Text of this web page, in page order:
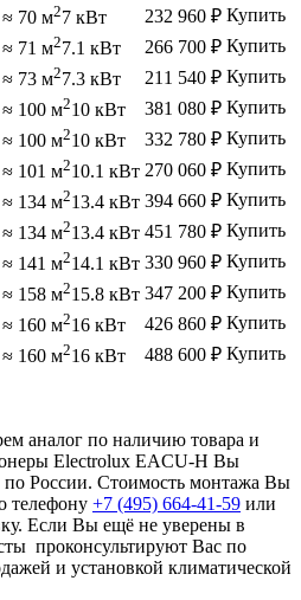
≈ 70 м27 кВт 232 960 ₽ Купить
≈ 71 м27.1 кВт 266 700 ₽ Купить
≈ 73 м27.3 кВт 211 540 ₽ Купить
≈ 100 м210 кВт 381 080 ₽ Купить
≈ 100 м210 кВт 332 780 ₽ Купить
≈ 101 м210.1 кВт 270 060 ₽ Купить
≈ 134 м213.4 кВт 394 660 ₽ Купить
≈ 134 м213.4 кВт 451 780 ₽ Купить
≈ 141 м214.1 кВт 330 960 ₽ Купить
≈ 158 м215.8 кВт 347 200 ₽ Купить
≈ 160 м216 кВт 426 860 ₽ Купить
≈ 160 м216 кВт 488 600 ₽ Купить
аналог по наличию товара и
Electrolux EACU-H Вы
по России. Стоимость монтажа Вы
телефону +7 (495) 664-41-59 или
Если Вы ещё не уверены в
проконсультируют Вас по
и установкой климатической